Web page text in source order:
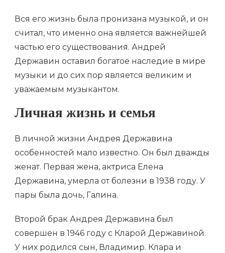
Вся его жизнь была пронизана музыкой, и он
считал, что именно она является важнейшей
частью его существования. Андрей
Державин оставил богатое наследие в мире
музыки и до сих пор является великим и
уважаемым музыкантом.
Личная жизнь и семья
В личной жизни Андрея Державина
особенностей мало известно. Он был дважды
женат. Первая жена, актриса Елена
Державина, умерла от болезни в 1938 году. У
пары была дочь, Галина.
Второй брак Андрея Державина был
совершен в 1946 году с Кларой Державиной.
У них родился сын, Владимир. Клара и